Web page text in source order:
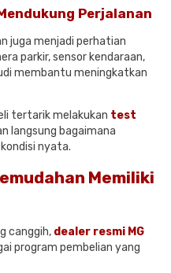
Perjalanan
juga menjadi perhatian
parkir, sensor kendaraan,
membantu meningkatkan
tertarik melakukan test
langsung bagaimana
nyata.
Memiliki
canggih, dealer resmi MG
program pembelian yang